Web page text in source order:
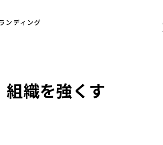
ンディング
組織を強くす